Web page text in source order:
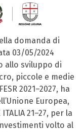
domanda di
03/05/2024
allo sviluppo di
piccole e medie
2021–2027, ha
Europea,
21–27, per la
volto al